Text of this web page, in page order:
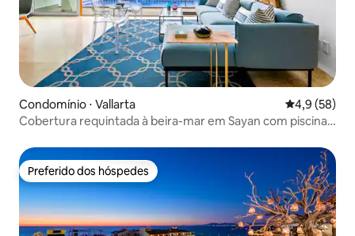
Condomínio ⋅ Vallarta 4,9 de uma
4,9 (58)
Cobertura requintada à beira-mar em Sayan com piscina
Preferido dos hóspedes
Preferido dos hóspedes